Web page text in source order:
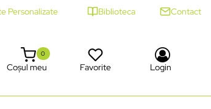
Personalizate Biblioteca Contact
Coșul meu
0
Favorite Login